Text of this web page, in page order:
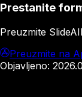
Prestanite
Preuzmite
Preuzmite na
Objavljeno: